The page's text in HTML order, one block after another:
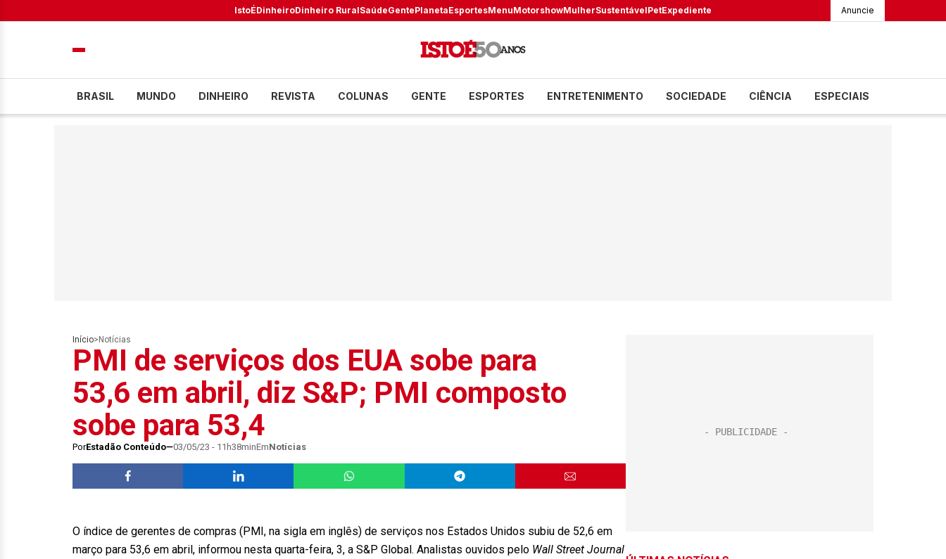
IstoÉDinheiroDinheiro RuralSaúdeGentePlanetaEsportesMenuMotorshowMulherSustentávelPetExpediente Anuncie
BRASIL MUNDO DINHEIRO REVISTA COLUNAS GENTE ESPORTES ENTRETENIMENTO SOCIEDADE CIÊNCIA ESPECIAIS
Início> Notícias
PMI de serviços dos EUA sobe para
53,6 em abril, diz S&P; PMI composto
sobe para 53,4
PorEstadão Conteúdo 03/05/23 - 11h38minEmNotícias
O índice de gerentes de compras (PMI, na sigla em inglês) de serviços nos Estados Unidos subiu de 52,6 em
março para 53,6 em abril, informou nesta quarta-feira, 3, a S&P Global. Analistas ouvidos pelo Wall Street Journal